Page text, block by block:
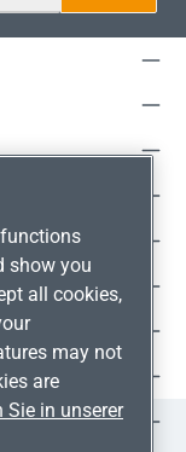
show you
all cookies,
may not
are
in unserer